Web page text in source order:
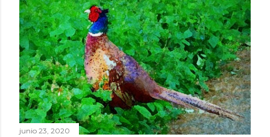
r
a
d
a
s
junio 23, 2020